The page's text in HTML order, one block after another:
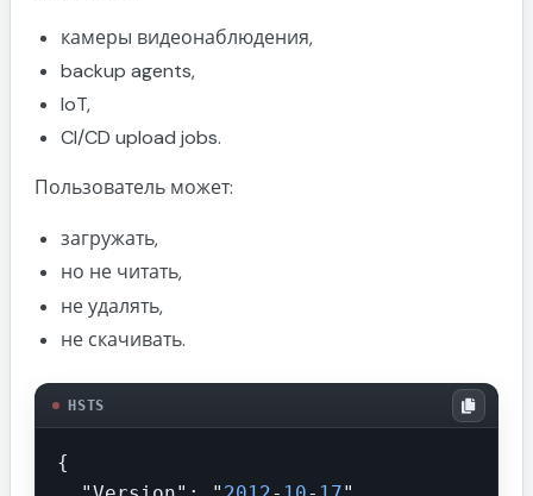
камеры видеонаблюдения,
backup agents,
IoT,
CI/CD upload jobs.
Пользователь может:
загружать,
но не читать,
не удалять,
не скачивать.
HSTS
{